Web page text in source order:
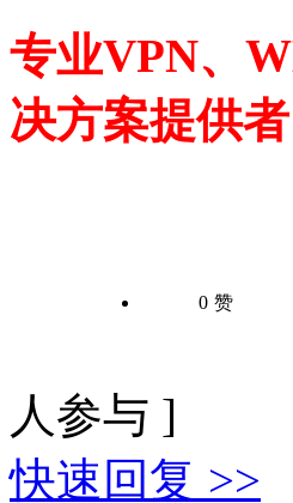
专业VPN、
决方案提供者
0 赞
人参与 ]
快速回复 >>